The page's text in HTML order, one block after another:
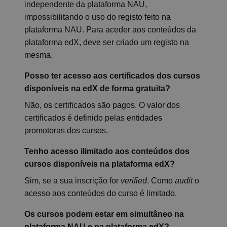
independente da plataforma NAU,
impossibilitando o uso do registo feito na
plataforma NAU. Para aceder aos conteúdos da
plataforma edX, deve ser criado um registo na
mesma.
Posso ter acesso aos certificados dos cursos
disponíveis na edX de forma gratuita?
Não, os certificados são pagos. O valor dos
certificados é definido pelas entidades
promotoras dos cursos.
Tenho acesso ilimitado aos conteúdos dos
cursos disponíveis na plataforma edX?
Sim, se a sua inscrição for verified. Como audito
acesso aos conteúdos do curso é limitado.
Os cursos podem estar em simultâneo na